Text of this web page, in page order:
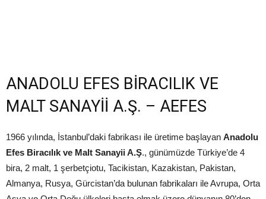
ANADOLU EFES BİRACILIK VE
MALT SANAYİİ A.Ş. – AEFES
1966 yılında, İstanbul’daki fabrikası ile üretime başlayan Anadolu
Efes Biracılık ve Malt Sanayii A.Ş., günümüzde Türkiye’de 4
bira, 2 malt, 1 şerbetçiotu, Tacikistan, Kazakistan, Pakistan,
Almanya, Rusya, Gürcistan’da bulunan fabrikaları ile Avrupa, Orta